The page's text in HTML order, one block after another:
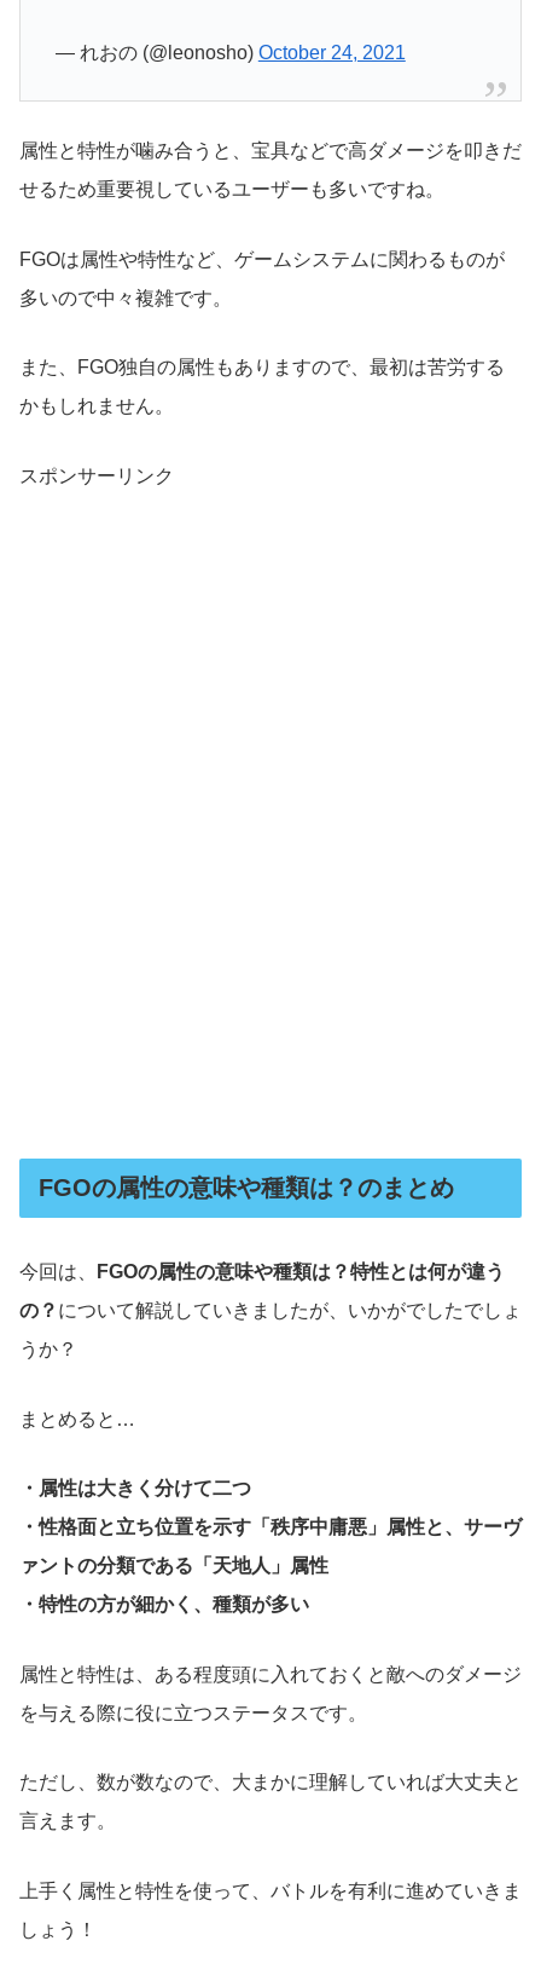
— れおの (@leonosho) October 24, 2021
属性と特性が噛み合うと、宝具などで高ダメージを叩きだ
せるため重要視しているユーザーも多いですね。
FGOは属性や特性など、ゲームシステムに関わるものが
多いので中々複雑です。
また、FGO独自の属性もありますので、最初は苦労する
かもしれません。
スポンサーリンク
FGOの属性の意味や種類は？のまとめ
今回は、
FGOの属性の意味や種類は？特性とは何が違う
の？ について解説していきましたが、いかがでしたでしょ
うか？
まとめると…
・属性は大きく分けて二つ
・性格面と立ち位置を示す「秩序中庸悪」属性と、サーヴ
ァントの分類である「天地人」属性
・特性の方が細かく、種類が多い
属性と特性は、ある程度頭に入れておくと敵へのダメージ
を与える際に役に立つステータスです。
ただし、数が数なので、大まかに理解していれば大丈夫と
言えます。
上手く属性と特性を使って、バトルを有利に進めていきま
しょう！